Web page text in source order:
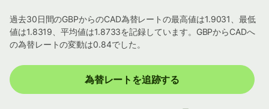
過去30日間のGBPからのCAD為替レートの最高値は1.9031、最低
値は1.8319、平均値は1.8733を記録しています。GBPからCADへ
の為替レートの変動は0.84でした。
為替レートを追跡する